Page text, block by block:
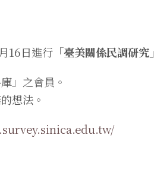
16日進行 「臺美關係民調研究」
」之會員。
想法。